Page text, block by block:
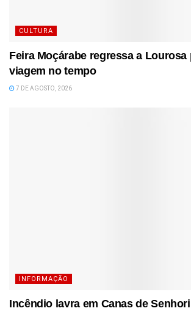
CULTURA
Feira Moçárabe regressa a Lourosa
viagem no tempo
7 DE AGOSTO, 2026
INFORMAÇÃO
Incêndio lavra em Canas de